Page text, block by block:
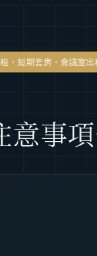
議室出租冷氣不冷有霉
意事